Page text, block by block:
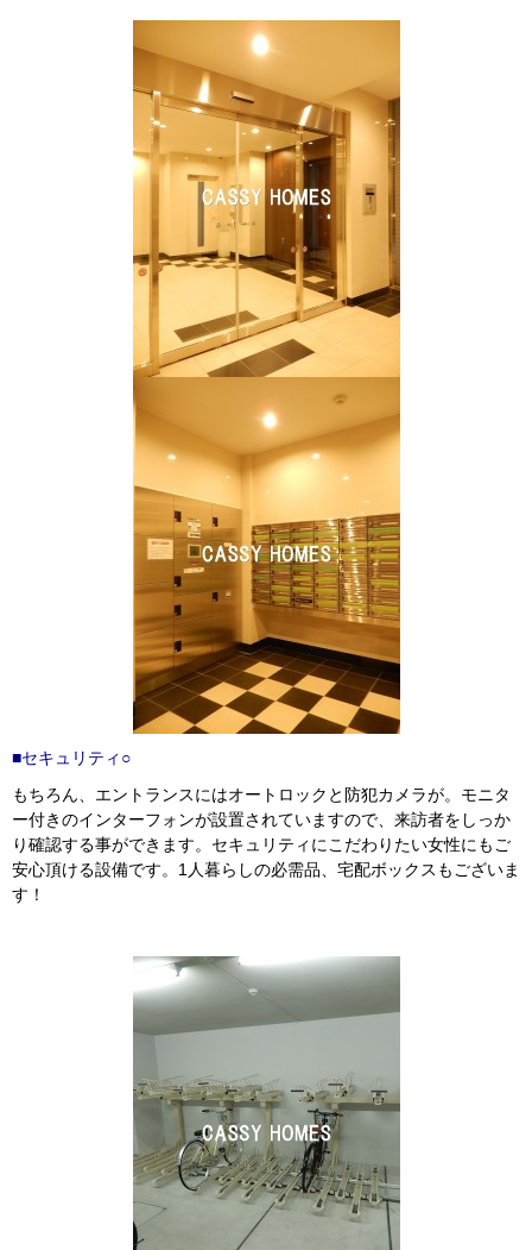
■セキュリティ○
もちろん、エントランスにはオートロックと防犯カメラが。モニタ
ー付きのインターフォンが設置されていますので、来訪者をしっか
り確認する事ができます。セキュリティにこだわりたい女性にもご
安心頂ける設備です。1人暮らしの必需品、宅配ボックスもございま
す！